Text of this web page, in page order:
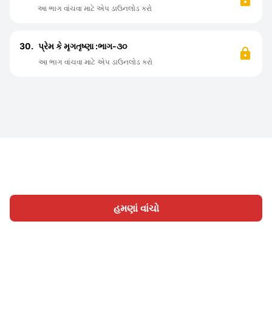
હમણાં વાંચો
આ ભાગ વાંચવા માટે એપ ડાઉનલોડ કરો
30. પ્રેમ કે મૃગતૃષ્ણા :ભાગ-૩૦
આ ભાગ વાંચવા માટે એપ ડાઉનલોડ કરો
હોમ શ્રેણી લખો લેખો સાઈન ઇન